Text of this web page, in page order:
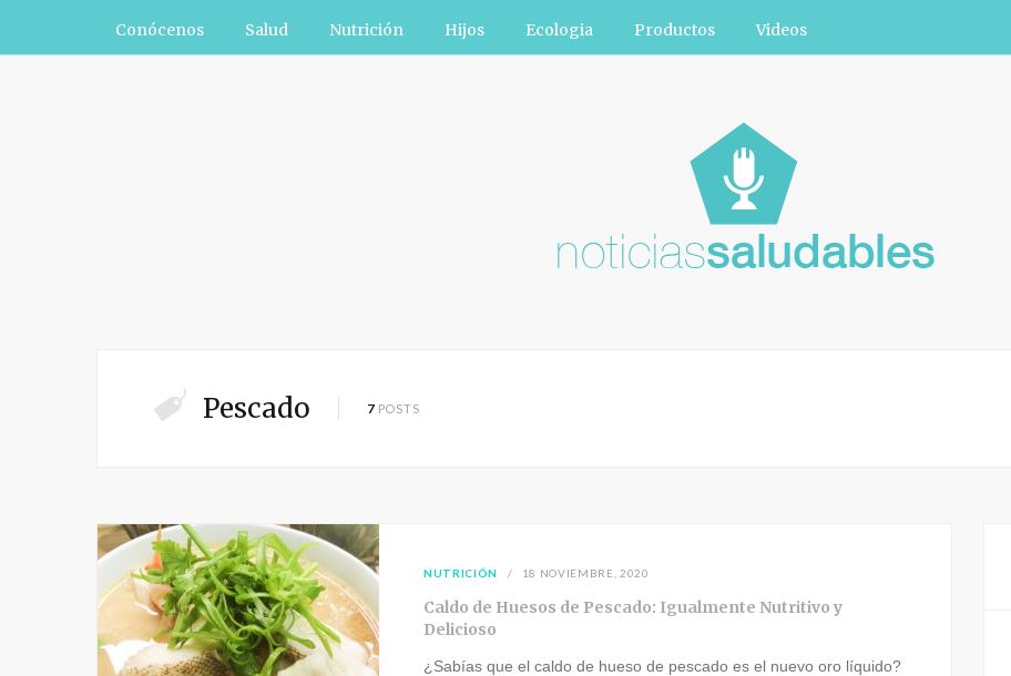
Conócenos Salud Nutrición Hijos Ecologia Productos Videos
Pescado 7POSTS
NUTRICIÓN 18 NOVIEMBRE, 2020
Caldo de Huesos de Pescado: Igualmente Nutritivo y
Delicioso
¿Sabías que el caldo de hueso de pescado es el nuevo oro líquido?